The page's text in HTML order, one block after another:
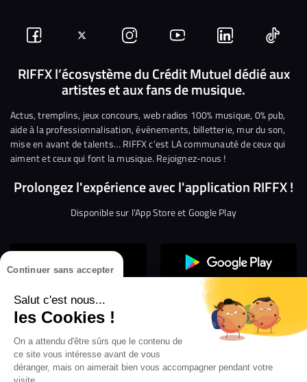
Continuer sans accepter
Salut c'est nous...
les Cookies !
On a attendu d'être sûrs que le contenu de
ce site vous intéresse avant de vous
déranger, mais on aimerait bien vous accompagner pendant votre
Suivez-
nous
Facebook
Suivez-
nous
sur
Twitter
Nous
rejoindre
sur
Instagram
Nous
rejoindre
sur
YouTube
Nous
rejoindre
sur
Linkedin
Nous
RIFFX l’écosystème du Crédit Mutuel dédié aux
artistes et aux fans de musique.
Actus, tremplins, jeux concours, web radios 100% musique, 0% pub,
aide à la professionnalisation, événements, billetterie, mur du son,
mise en avant de talents… RIFFX c’est LA communauté de ceux qui
aiment et ceux qui font la musique. Rejoignez-nous !
Prolongez l'expérience avec l'application RIFFX !
Disponible sur l'App Store et Google Play
Confidentialité
Gestion des cookies
Conditions générales d’utilisation
Mentions légales